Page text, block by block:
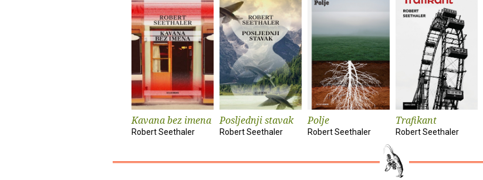
Kavana bez imena
Robert Seethaler
Posljednji stavak
Robert Seethaler
Polje
Robert Seethaler
Trafikant
Robert Seethaler